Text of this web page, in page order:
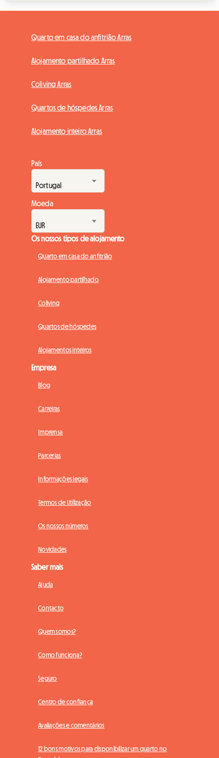
Quarto em casa do anfitrião Arras
Alojamento partilhado Arras
Coliving Arras
Quartos de hóspedes Arras
Alojamento inteiro Arras
País
Moeda
Os nossos tipos de alojamento
Quarto em casa do anfitrião
Alojamento partilhado
Coliving
Quartos de hóspedes
Alojamentos inteiros
Empresa
Blog
Carreiras
Imprensa
Parcerias
Informações legais
Termos de Utilização
Os nossos números
Novidades
Saber mais
Ajuda
Contacto
Quem somos?
Como funciona?
Seguro
Centro de confiança
Avaliações e comentários
12 bons motivos para disponibilizar um quarto no